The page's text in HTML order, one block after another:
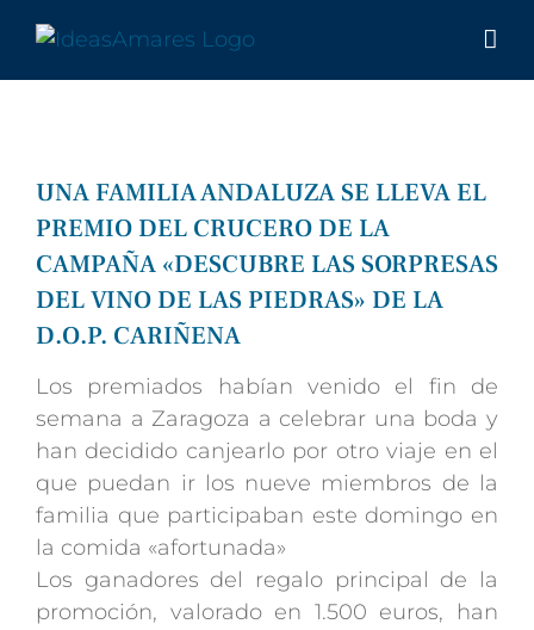
contenido
UNA FAMILIA ANDALUZA SE LLEVA EL
PREMIO DEL CRUCERO DE LA
CAMPAÑA «DESCUBRE LAS SORPRESAS
DEL VINO DE LAS PIEDRAS» DE LA
D.O.P. CARIÑENA
Los premiados habían venido el fin de
semana a Zaragoza a celebrar una boda y
han decidido canjearlo por otro viaje en el
que puedan ir los nueve miembros de la
familia que participaban este domingo en
la comida «afortunada»
Los ganadores del regalo principal de la
promoción, valorado en 1.500 euros, han